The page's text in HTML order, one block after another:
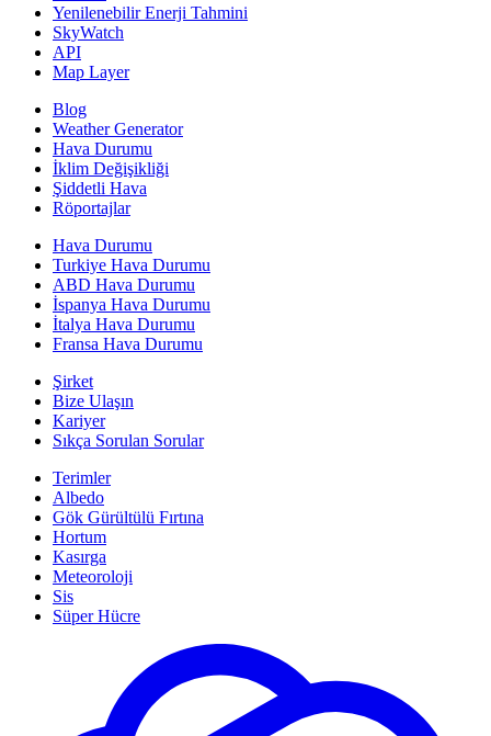
Yenilenebilir Enerji Tahmini
SkyWatch
API
Map Layer
Blog
Weather Generator
Hava Durumu
İklim Değişikliği
Şiddetli Hava
Röportajlar
Hava Durumu
Turkiye Hava Durumu
ABD Hava Durumu
İspanya Hava Durumu
İtalya Hava Durumu
Fransa Hava Durumu
Şirket
Bize Ulaşın
Kariyer
Sıkça Sorulan Sorular
Terimler
Albedo
Gök Gürültülü Fırtına
Hortum
Kasırga
Meteoroloji
Sis
Süper Hücre